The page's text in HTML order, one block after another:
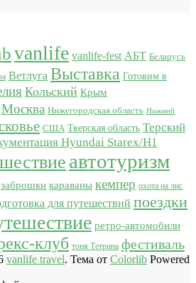
vanlife vanlife-fest АБТ Беларусь
Ветлуга Выставка Готовим в
Кольский Крым
Москва Нижегородская область Нижний
США Тверская область Терский
Hyundai Starex/H1
автотуризм
заброшки караваны кемпер охота на лис
для путешествий поездки
ретро-автомобили
клуб тоня Тетрина фестиваль
vanlife travel. Тема от Colorlib Powered